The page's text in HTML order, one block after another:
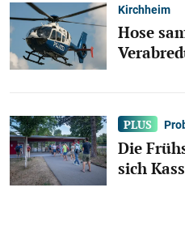
Kirchheim
Hose
Die
sich